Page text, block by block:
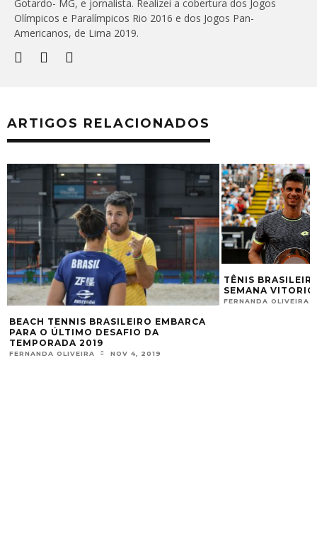
Gotardo- MG, e jornalista. Realizei a cobertura dos Jogos
Olímpicos e Paralímpicos Rio 2016 e dos Jogos Pan-
Americanos, de Lima 2019.
ARTIGOS RELACIONADOS
BEACH TENNIS BRASILEIRO EMBARCA
PARA O ÚLTIMO DESAFIO DA
TEMPORADA 2019
FERNANDA OLIVEIRA NOV 4, 2019
TÊNIS
SEMANA
FERNANDA OLIVEIRA